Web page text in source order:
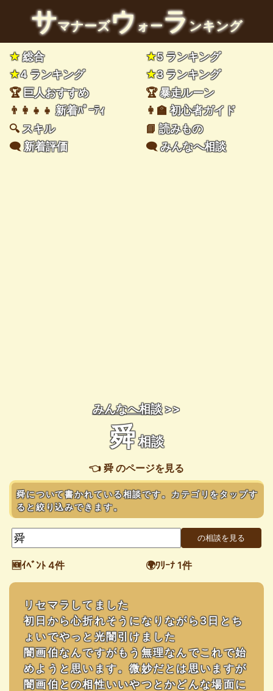
サマナーズウォーランキング
★総合 ★5 ランキング
★4 ランキング ★3 ランキング
🏆巨人おすすめ 🏆暴走ルーン
👨‍👩‍👧‍👧新着ﾊﾟｰﾃｨ 👩‍🏫初心者ガイド
🔍スキル 📘読みもの
🗨️新着評価 🗨️みんなへ相談
みんなへ相談>>
舜相談
👈 舜 のページを見る
舜について書かれている相談です。カテゴリをタップす
ると絞り込みできます。
🆕ｲﾍﾞﾝﾄ 4件 🌍ﾜﾘｰﾅ 1件
リセマラしてました
初日から心折れそうになりながら3日とち
ょいでやっと光闇引けました
闇画伯なんですがもう無理なんでこれで始
めようと思います。微妙だとは思いますが
闇画伯との相性いいやつとかどんな場面に